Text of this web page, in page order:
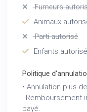
Fumeurs
Animaux
Parti autorisé
Enfants
Politique
• Annulation plus
: Remboursement
payé.